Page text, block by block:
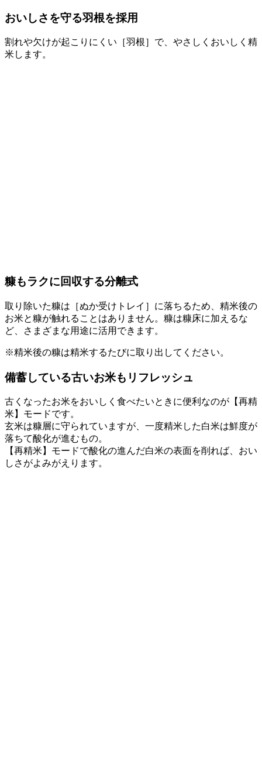
おいしさを守る羽根を採用
割れや欠けが起こりにくい［羽根］で、やさしくおいしく精
米します。
糠もラクに回収する分離式
取り除いた糠は［ぬか受けトレイ］に落ちるため、精米後の
お米と糠が触れることはありません。糠は糠床に加えるな
ど、さまざまな用途に活用できます。
※精米後の糠は精米するたびに取り出してください。
備蓄している古いお米もリフレッシュ
古くなったお米をおいしく食べたいときに便利なのが【再精
米】モードです。
玄米は糠層に守られていますが、一度精米した白米は鮮度が
落ちて酸化が進むもの。
【再精米】モードで酸化の進んだ白米の表面を削れば、おい
しさがよみがえります。